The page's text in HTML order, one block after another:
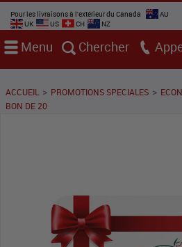
Pour les livraisons à l'extérieur du Canada
AU
UK
US CH NZ
Menu Chercher
ACCUEIL > PROMOTIONS SPECIALES >
BON DE 20